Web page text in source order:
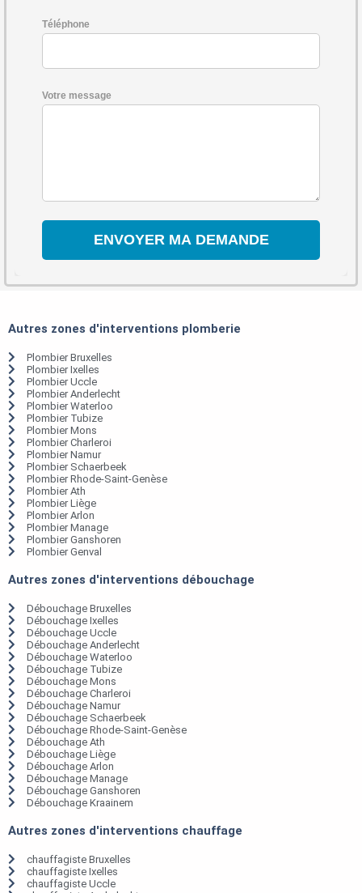
Téléphone
Votre message
Autres zones d'interventions plomberie
Plombier Bruxelles
Plombier Ixelles
Plombier Uccle
Plombier Anderlecht
Plombier Waterloo
Plombier Tubize
Plombier Mons
Plombier Charleroi
Plombier Namur
Plombier Schaerbeek
Plombier Rhode-Saint-Genèse
Plombier Ath
Plombier Liège
Plombier Arlon
Plombier Manage
Plombier Ganshoren
Plombier Genval
Autres zones d'interventions débouchage
Débouchage Bruxelles
Débouchage Ixelles
Débouchage Uccle
Débouchage Anderlecht
Débouchage Waterloo
Débouchage Tubize
Débouchage Mons
Débouchage Charleroi
Débouchage Namur
Débouchage Schaerbeek
Débouchage Rhode-Saint-Genèse
Débouchage Ath
Débouchage Liège
Débouchage Arlon
Débouchage Manage
Débouchage Ganshoren
Débouchage Kraainem
Autres zones d'interventions chauffage
chauffagiste Bruxelles
chauffagiste Ixelles
chauffagiste Uccle